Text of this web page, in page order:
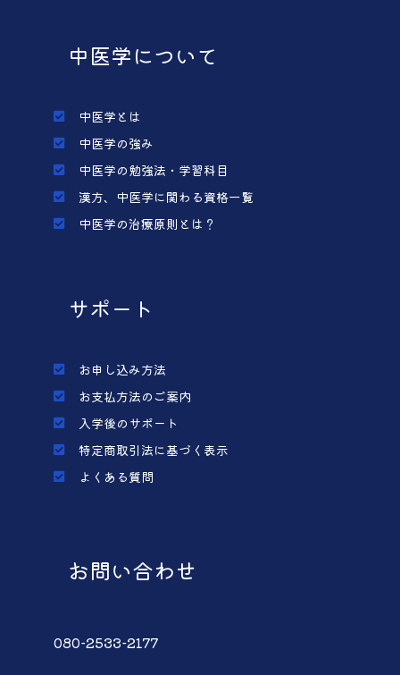
中医学について
中医学とは
中医学の強み
中医学の勉強法・学習科目
漢方、中医学に関わる資格一覧
中医学の治療原則とは？
サポート
お申し込み方法
お支払方法のご案内
入学後のサポート
特定商取引法に基づく表示
よくある質問
お問い合わせ
080-2533-2177